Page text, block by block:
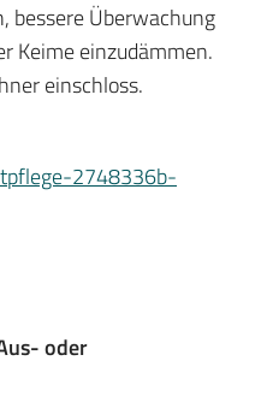
bessere Überwachung
Keime einzudämmen.
einschloss.
2748336b-
oder